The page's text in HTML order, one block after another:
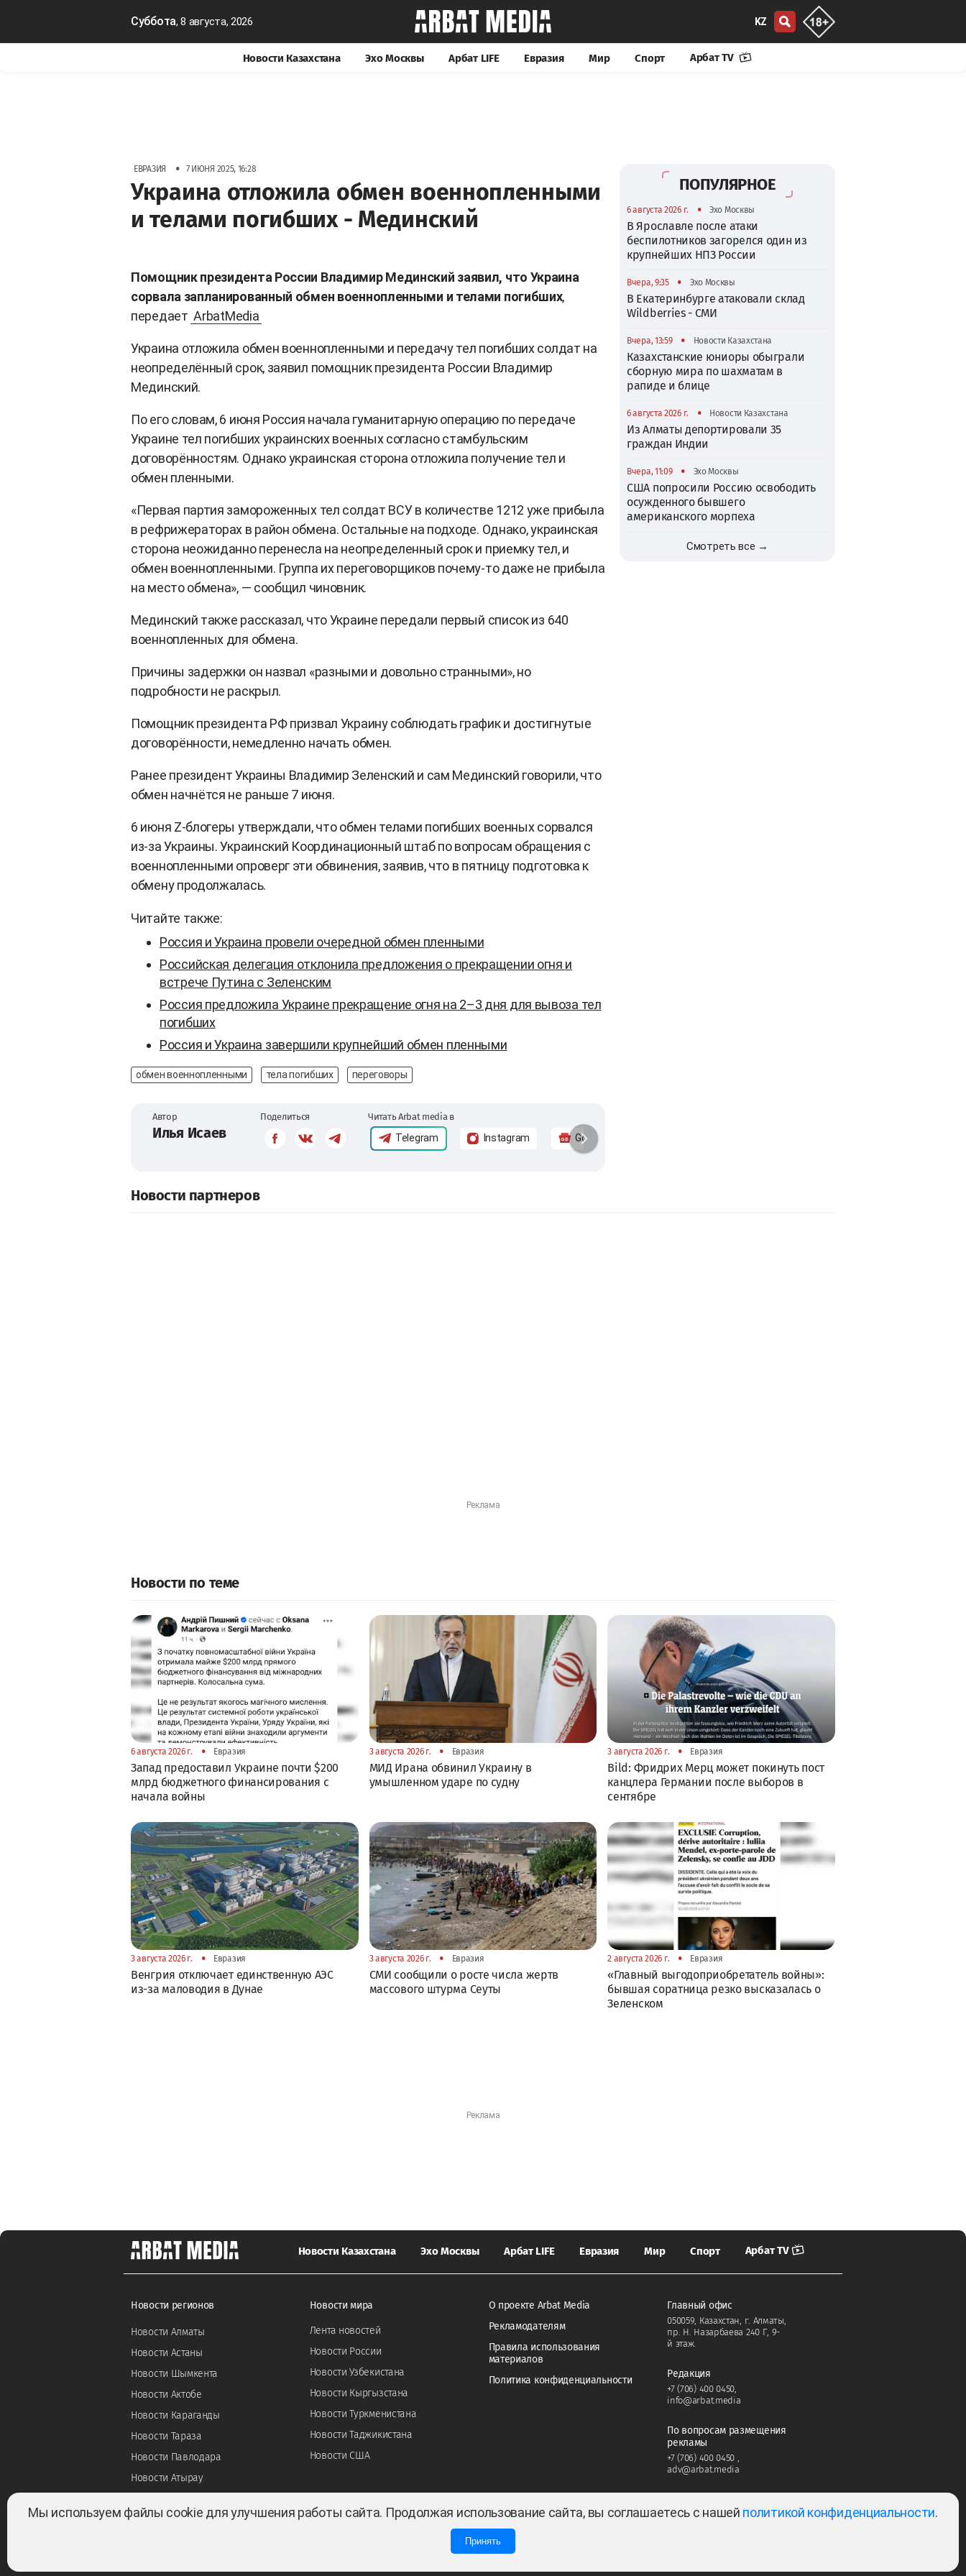
Суббота, 8 августа, 2026 KZ
Новости Казахстана Эхо Москвы Арбат LIFE Евразия Мир Спорт Арбат TV
ЕВРАЗИЯ • 7 ИЮНЯ 2025, 16:28
Украина отложила обмен военнопленными
и телами погибших - Мединский
Помощник президента России Владимир Мединский заявил, что Украина
сорвала запланированный обмен военнопленными и телами погибших,
передает ArbatMedia
Украина отложила обмен военнопленными и передачу тел погибших солдат на
неопределённый срок, заявил помощник президента России Владимир
Мединский.
По его словам, 6 июня Россия начала гуманитарную операцию по передаче
Украине тел погибших украинских военных согласно стамбульским
договорённостям. Однако украинская сторона отложила получение тел и
обмен пленными.
«Первая партия замороженных тел солдат ВСУ в количестве 1212 уже прибыла
в рефрижераторах в район обмена. Остальные на подходе. Однако, украинская
сторона неожиданно перенесла на неопределенный срок и приемку тел, и
обмен военнопленными. Группа их переговорщиков почему-то даже не прибыла
на место обмена», — сообщил чиновник.
Мединский также рассказал, что Украине передали первый список из 640
военнопленных для обмена.
Причины задержки он назвал «разными и довольно странными», но
подробности не раскрыл.
Помощник президента РФ призвал Украину соблюдать график и достигнутые
договорённости, немедленно начать обмен.
Ранее президент Украины Владимир Зеленский и сам Мединский говорили, что
обмен начнётся не раньше 7 июня.
6 июня Z-блогеры утверждали, что обмен телами погибших военных сорвался
из-за Украины. Украинский Координационный штаб по вопросам обращения с
военнопленными опроверг эти обвинения, заявив, что в пятницу подготовка к
обмену продолжалась.
Читайте также:
Россия и Украина провели очередной обмен пленными
Российская делегация отклонила предложения о прекращении огня и
встрече Путина с Зеленским
Россия предложила Украине прекращение огня на 2–3 дня для вывоза тел
погибших
Россия и Украина завершили крупнейший обмен пленными
обмен военнопленными тела погибших переговоры
Автор
Илья Исаев
Поделиться Читать Arbat media в
Telegram Instagram Google News
ПОПУЛЯРНОЕ
6 августа 2026 г. • Эхо Москвы
В Ярославле после атаки
беспилотников загорелся один из
крупнейших НПЗ России
Вчера, 9:35 • Эхо Москвы
В Екатеринбурге атаковали склад
Wildberries - СМИ
Вчера, 13:59 • Новости Казахстана
Казахстанские юниоры обыграли
сборную мира по шахматам в
рапиде и блице
6 августа 2026 г. • Новости Казахстана
Из Алматы депортировали 35
граждан Индии
Вчера, 11:09 • Эхо Москвы
США попросили Россию освободить
осужденного бывшего
американского морпеха
Смотреть все →
Новости партнеров
Новости по теме
6 августа 2026 г. • Евразия
Запад предоставил Украине почти $200
млрд бюджетного финансирования с
начала войны
3 августа 2026 г. • Евразия
МИД Ирана обвинил Украину в
умышленном ударе по судну
3 августа 2026 г. • Евразия
Bild: Фридрих Мерц может покинуть пост
канцлера Германии после выборов в
сентябре
3 августа 2026 г. • Евразия
Венгрия отключает единственную АЭС
из-за маловодия в Дунае
3 августа 2026 г. • Евразия
СМИ сообщили о росте числа жертв
массового штурма Сеуты
2 августа 2026 г. • Евразия
«Главный выгодоприобретатель войны»:
бывшая соратница резко высказалась о
Зеленском
Новости Казахстана Эхо Москвы Арбат LIFE Евразия Мир Спорт Арбат TV
Новости регионов
Новости Алматы
Новости Астаны
Новости Шымкента
Новости Актобе
Новости Караганды
Новости Тараза
Новости Павлодара
Новости Атырау
Новости мира
Лента новостей
Новости России
Новости Узбекистана
Новости Кыргызстана
Новости Туркменистана
Новости Таджикистана
Новости США
О проекте Arbat Media
Рекламодателям
Правила использования
материалов
Политика конфиденциальности
Главный офис
050059, Казахстан, г. Алматы,
пр. Н. Назарбаева 240 Г, 9-
й этаж.
Редакция
+7 (706) 400 0450
info@arbat.media
По вопросам размещения
рекламы
+7 (706) 400 0450
adv@arbat.media
Тема:
Мы используем файлы cookie для улучшения работы сайта. Продолжая использование сайта, вы соглашаетесь с нашей политикой конфиденциальности.
Принять